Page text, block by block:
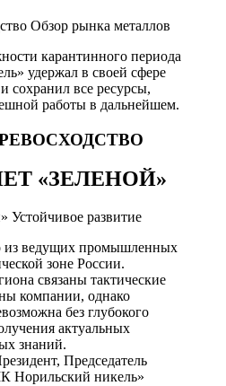
Обзор рынка металлов
карантинного периода
удержал в своей сфере
сохранил все ресурсы,
работы в дальнейшем.
«ЗЕЛЕНОЙ»
Устойчивое развитие
ведущих промышленных
зоне России.
связаны тактические
компании, однако
без глубокого
актуальных
знаний.
Председатель
никель»